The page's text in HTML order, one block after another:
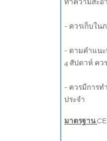
- ควรเก็บใน
- ตามคำแนะ
4 สัปดาห์ คว
- ควรมีการท
ประจำ
มาตรฐาน